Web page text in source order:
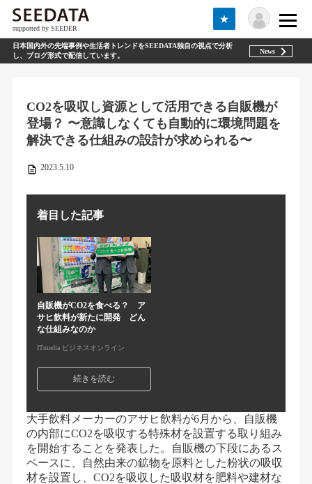
supported by SEEDER
★
日本国内外の先端事例や生活者トレンドをSEEDATA独自の視点で分析
し、ブログ形式で配信しています。
News
CO2を吸収し資源として活用できる自販機が
登場？ 〜意識しなくても自動的に環境問題を
解決できる仕組みの設計が求められる〜
2023.5.10
着目した記事
自販機がCO2を食べる？ ア
サヒ飲料が新たに開発 どん
な仕組みなのか
ITmedia ビジネスオンライン
続きを読む
大手飲料メーカーのアサヒ飲料が6月から、自販機
の内部にCO2を吸収する特殊材を設置する取り組み
を開始することを発表した。自販機の下段にあるス
ペースに、自然由来の鉱物を原料とした粉状の吸収
材を設置し、CO2を吸収した吸収材を肥料や建材な